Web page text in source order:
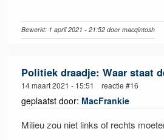
Bewerkt: 1 april 2021 - 21:52 door macqintosh
Politiek draadje: Waar staat
14 maart 2021 - 15:51 reactie #16
geplaatst door: MacFrankie
Milieu zou niet links of rechts